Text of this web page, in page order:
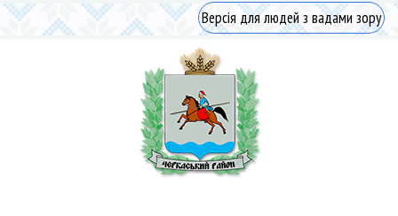
Версія для людей з вадами зору